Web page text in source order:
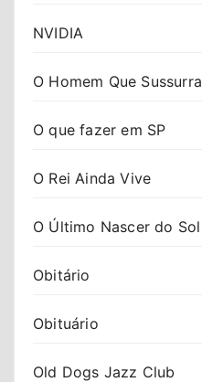
NVIDIA
O Homem Que Sussurra
O que fazer em SP
O Rei Ainda Vive
O Último Nascer do Sol
Obitário
Obituário
Old Dogs Jazz Club